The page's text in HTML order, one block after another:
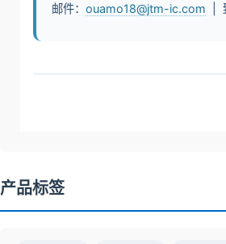
邮件：ouamo18@jtm-ic.com |
产品标签